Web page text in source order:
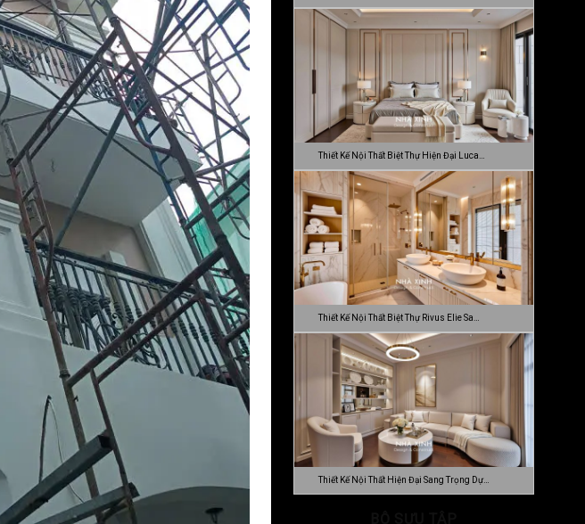
Thiết Kế Nội Thất Biệt Thự Hiện Đại Luca…
Thiết Kế Nội Thất Biệt Thự Rivus Elie Sa…
Thiết Kế Nội Thất Hiện Đại Sang Trọng Dự…